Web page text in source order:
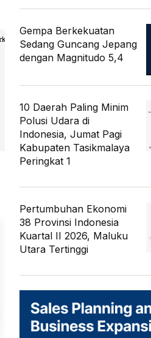
Gempa Berkekuatan
Sedang Guncang Jepang
dengan Magnitudo 5,4
10 Daerah Paling Minim
Polusi Udara di
Indonesia, Jumat Pagi
Kabupaten Tasikmalaya
Peringkat 1
Pertumbuhan Ekonomi
38 Provinsi Indonesia
Kuartal II 2026, Maluku
Utara Tertinggi